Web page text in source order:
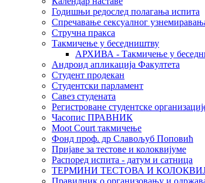
Годишњи редослед полагања испита
Спречавање сексуалног
Стручна пракса
Такмичење у беседништву
АРХИВА - Такмичење у
Андроид апликација Факултета
Студент продекан
Студентски парламент
Савез студената
Регистроване студентске
Часопис ПРАВНИК
Moot Court такмичење
Фонд проф. др Славољуб Поповић
Пријаве за тестове и колоквијуме
Распоред испита - датум и сатница
ТЕРМИНИ ТЕСТОВА И
Правилник о организовању и